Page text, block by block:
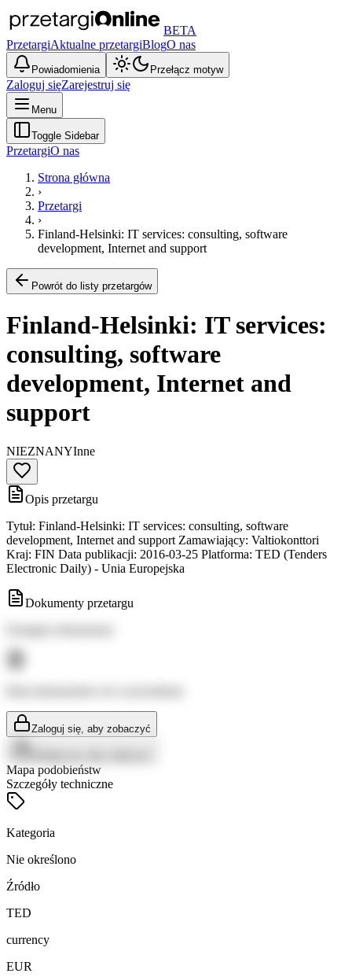
BETA
PrzetargiAktualne przetargiBlogO nas
Powiadomienia Przełącz motyw
Zaloguj sięZarejestruj się
Menu
Toggle Sidebar
PrzetargiO nas
Strona główna
›
Przetargi
›
Finland-Helsinki: IT services: consulting, software
development, Internet and support
Powrót do listy przetargów
Finland-Helsinki: IT services:
consulting, software
development, Internet and
support
NIEZNANYInne
Opis przetargu
Tytuł: Finland-Helsinki: IT services: consulting, software
development, Internet and support Zamawiający: Valtiokonttori
Kraj: FIN Data publikacji: 2016-03-25 Platforma: TED (Tenders
Electronic Daily) - Unia Europejska
Dokumenty przetargu
Zaloguj się, aby zobaczyć
Mapa podobieństw
Szczegóły techniczne
Kategoria
Nie określono
Źródło
TED
currency
EUR